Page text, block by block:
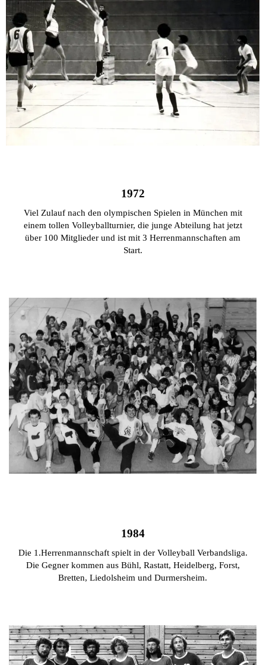
1972
Viel Zulauf nach den olympischen Spielen in München mit
einem tollen Volleyballturnier, die junge Abteilung hat jetzt
über 100 Mitglieder und ist mit 3 Herrenmannschaften am
Start.
1984
Die 1.Herrenmannschaft spielt in der Volleyball Verbandsliga.
Die Gegner kommen aus Bühl, Rastatt, Heidelberg, Forst,
Bretten, Liedolsheim und Durmersheim.